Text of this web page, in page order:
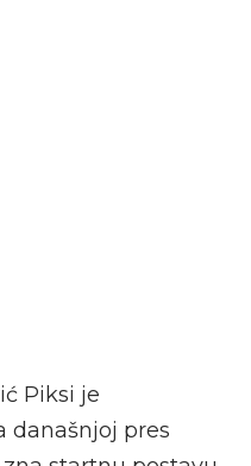
Piksi je
današnjoj pres